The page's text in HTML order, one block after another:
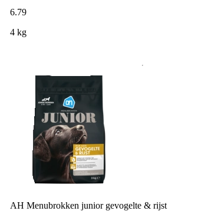
6.79
4 kg
AH Menubrokken junior gevogelte & rijst